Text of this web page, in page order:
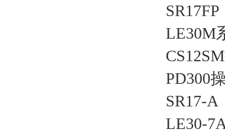
SR17FP
LE30M
PD300
SR17-A
LE30-